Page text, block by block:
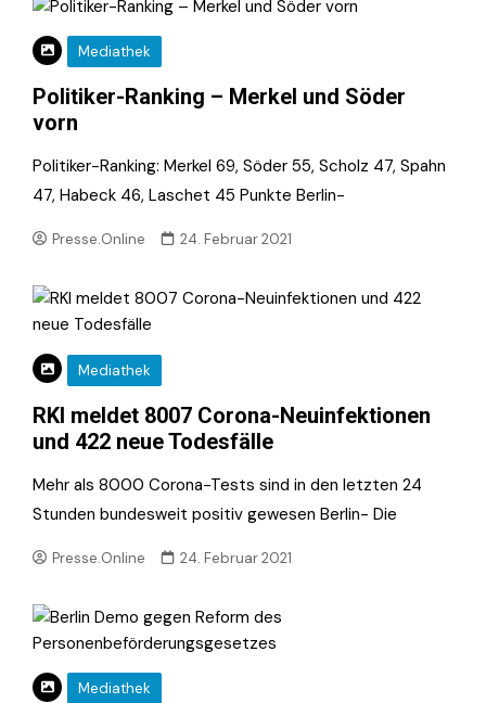
Mediathek
Politiker-Ranking – Merkel und Söder
vorn
Politiker-Ranking: Merkel 69, Söder 55, Scholz 47, Spahn
47, Habeck 46, Laschet 45 Punkte Berlin-
Presse.Online 24. Februar 2021
Mediathek
RKI meldet 8007 Corona-Neuinfektionen
und 422 neue Todesfälle
Mehr als 8000 Corona-Tests sind in den letzten 24
Stunden bundesweit positiv gewesen Berlin- Die
Presse.Online 24. Februar 2021
Mediathek